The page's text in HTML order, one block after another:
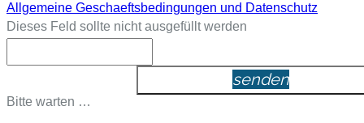
Allgemeine Geschaeftsbedingungen und Datenschutz
Dieses Feld sollte nicht ausgefüllt werden
senden
Bitte warten …